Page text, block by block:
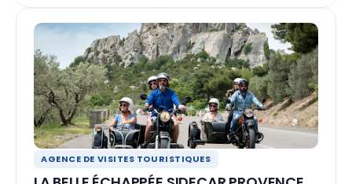
AGENCE DE VISITES TOURISTIQUES